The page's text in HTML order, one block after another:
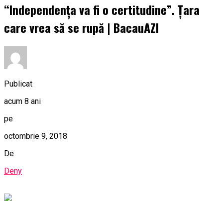
“Independenţa va fi o certitudine”. Țara
care vrea să se rupă | BacauAZI
Publicat
acum 8 ani
pe
octombrie 9, 2018
De
Deny